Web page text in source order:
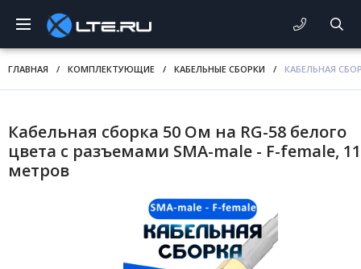
ГЛАВНАЯ / КОМПЛЕКТУЮЩИЕ / КАБЕЛЬНЫЕ СБОРКИ / КАБЕЛЬНАЯ
Кабельная сборка 50 Ом на RG-58 белого
цвета с разъемами SMA-male - F-female, 11
метров